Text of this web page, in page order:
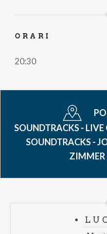
ORARI
20:30
SOUNDTRACKS - LIVE
SOUNDTRACKS -
ZIMMER